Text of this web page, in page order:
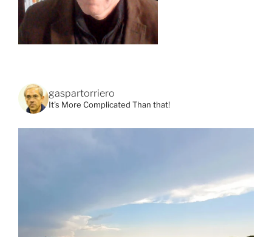
gaspartorriero
It's More Complicated Than that!